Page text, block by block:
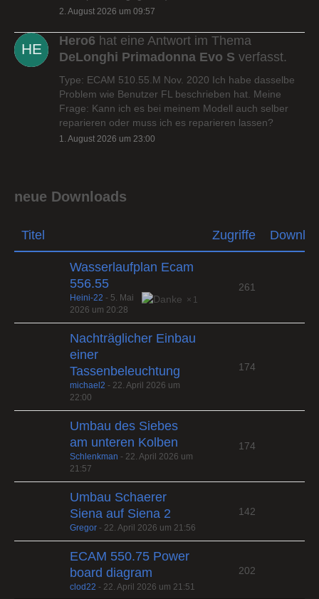
2. August 2026 um 09:57
Hero6 hat eine Antwort im Thema
DeLonghi Primadonna Evo S verfasst.
Type: ECAM 510.55.M Nov. 2020 Ich habe dasselbe
Problem wie Benutzer FL beschrieben hat. Meine
Frage: Kann ich es bei meinem Modell auch selber
reparieren oder muss ich es reparieren lassen?
1. August 2026 um 23:00
neue Downloads
Titel Zugriffe
Wasserlaufplan Ecam
556.55
1
Heini-22 - 5. Mai
2026 um 20:28
261
Nachträglicher Einbau
einer
Tassenbeleuchtung
michael2 - 22. April 2026 um
22:00
174
Umbau des Siebes
am unteren Kolben
Schlenkman - 22. April 2026 um
21:57
174
Umbau Schaerer
Siena auf Siena 2
Gregor - 22. April 2026 um 21:56
142
ECAM 550.75 Power
board diagram
clod22 - 22. April 2026 um 21:51
202